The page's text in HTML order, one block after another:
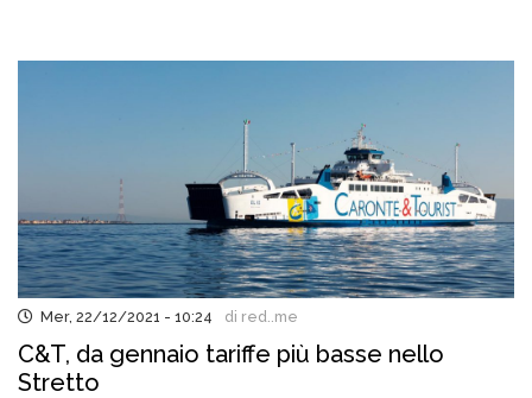
Mer, 22/12/2021 - 10:24 di red..me
C&T, da gennaio tariffe più basse nello
Stretto